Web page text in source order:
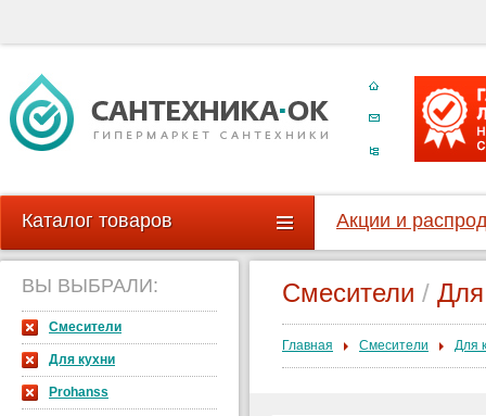
Каталог товаров Акции и
ВЫ ВЫБРАЛИ:
Смесители
Для кухни
Prohanss
Смесители /
Главная Смесители Для